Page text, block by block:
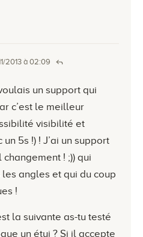
2013 à 02:09
un support qui
c’est le meilleur
visibilité et
5s !) ! J’ai un support
! ;)) qui
angles et qui du coup
!
la suivante as-tu testé
un étui ? Si il accepte